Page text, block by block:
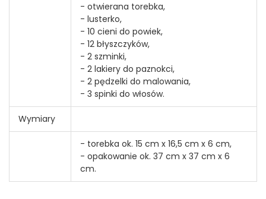
- otwierana torebka,
- lusterko,
- 10 cieni do powiek,
- 12 błyszczyków,
- 2 szminki,
- 2 lakiery do paznokci,
- 2 pędzelki do malowania,
- 3 spinki do włosów.
Wymiary
- torebka ok. 15 cm x 16,5 cm x 6 cm,
- opakowanie ok. 37 cm x 37 cm x 6
cm.